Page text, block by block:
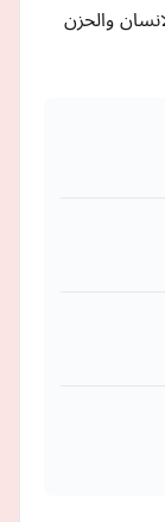
والحزن